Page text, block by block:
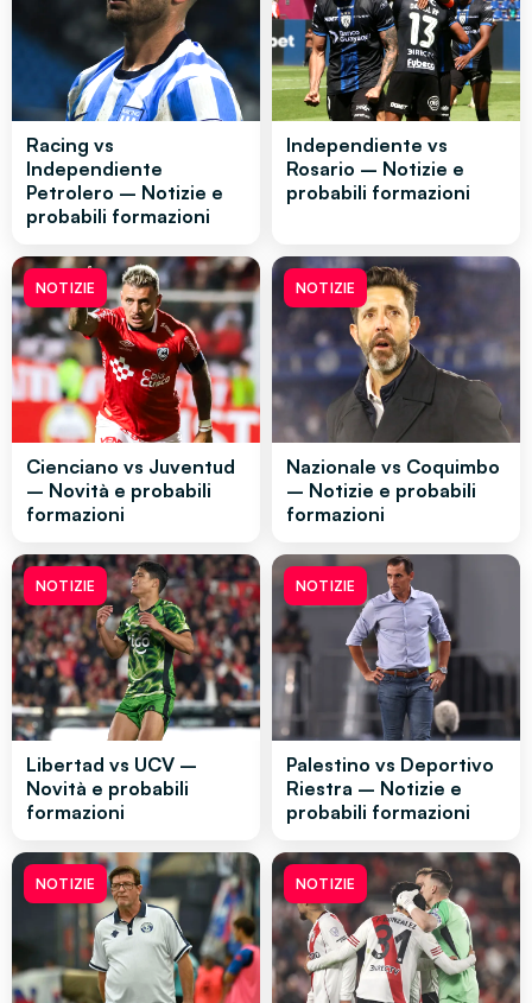
Racing vs
Independiente
Petrolero – Notizie e
probabili formazioni
Independiente vs
Rosario – Notizie e
probabili formazioni
NOTIZIE
Cienciano vs Juventud
– Novità e probabili
formazioni
NOTIZIE
Nazionale vs Coquimbo
– Notizie e probabili
formazioni
NOTIZIE
Libertad vs UCV –
Novità e probabili
formazioni
NOTIZIE
Palestino vs Deportivo
Riestra – Notizie e
probabili formazioni
NOTIZIE NOTIZIE